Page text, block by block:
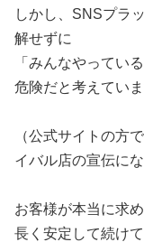
しかし、SNSプラ
解せずに
「みんなやってい
危険だと考えていま
（公式サイトの方
イバル店の宣伝に
お客様が本当に求
長く安定して続け